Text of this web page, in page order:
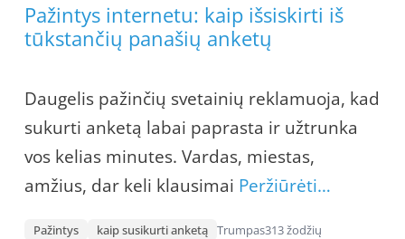
Pažintys internetu: kaip išsiskirti iš
tūkstančių panašių anketų
Daugelis pažinčių svetainių reklamuoja, kad
sukurti anketą labai paprasta ir užtrunka
vos kelias minutes. Vardas, miestas,
amžius, dar keli klausimai Peržiūrėti…
Pažintys kaip susikurti anketą Trumpas313 žodžių